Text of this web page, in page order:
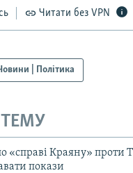
Читати без VPN
| Політика
«справі Краяну» проти
покази